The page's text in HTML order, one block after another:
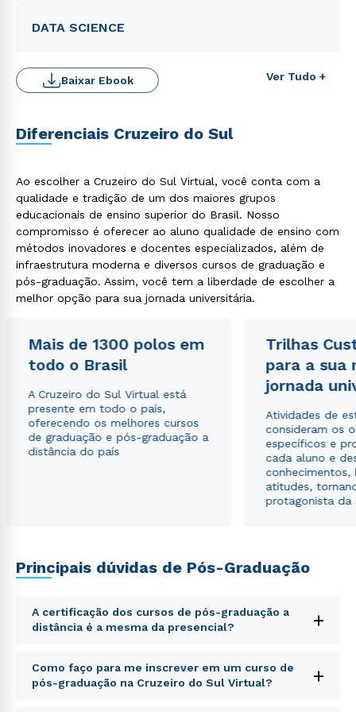
DATA SCIENCE
Ver Tudo +
Baixar Ebook
Diferenciais Cruzeiro do Sul
Ao escolher a Cruzeiro do Sul Virtual, você conta com a
qualidade e tradição de um dos maiores grupos
educacionais de ensino superior do Brasil. Nosso
compromisso é oferecer ao aluno qualidade de ensino com
métodos inovadores e docentes especializados, além de
infraestrutura moderna e diversos cursos de graduação e
pós-graduação. Assim, você tem a liberdade de escolher a
melhor opção para sua jornada universitária.
Mais de 1300 polos em
todo o Brasil
A Cruzeiro do Sul Virtual está
presente em todo o país,
oferecendo os melhores cursos
de graduação e pós-graduação a
distância do país
Trilhas
para a sua
jornada
Atividades de
consideram os
específicos e
cada aluno e
conhecimentos,
atitudes,
protagonista da
Principais dúvidas de Pós-Graduação
A certificação dos cursos de pós-graduação a
distância é a mesma da presencial?
+
Sed ut perspiciatis unde omnis iste natus error sit
voluptatem accusantium doloremque laudantium,
totam rem aperiam, eaque ipsa quae ab illo inventore
Como faço para me inscrever em um curso de
pós-graduação na Cruzeiro do Sul Virtual?
+
Rápido e fácil
WhatsApp
ou
Política de Privacidade.
autorizo que meus dados sejam utilizados para o
envio de conteúdos da Cruzeiro do Sul.